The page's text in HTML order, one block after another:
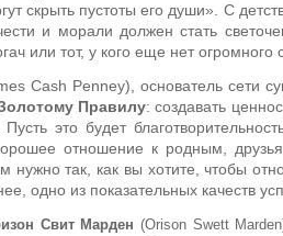
скрыть пустоты его души». С
и морали должен стать
или тот, у кого еще нет огромного
Cash Penney), основатель сети
Правилу: создавать
это будет
отношение к родным,
нужно так, как вы хотите, чтобы
одно из показательных качеств
Свит Марден (Orison Swett